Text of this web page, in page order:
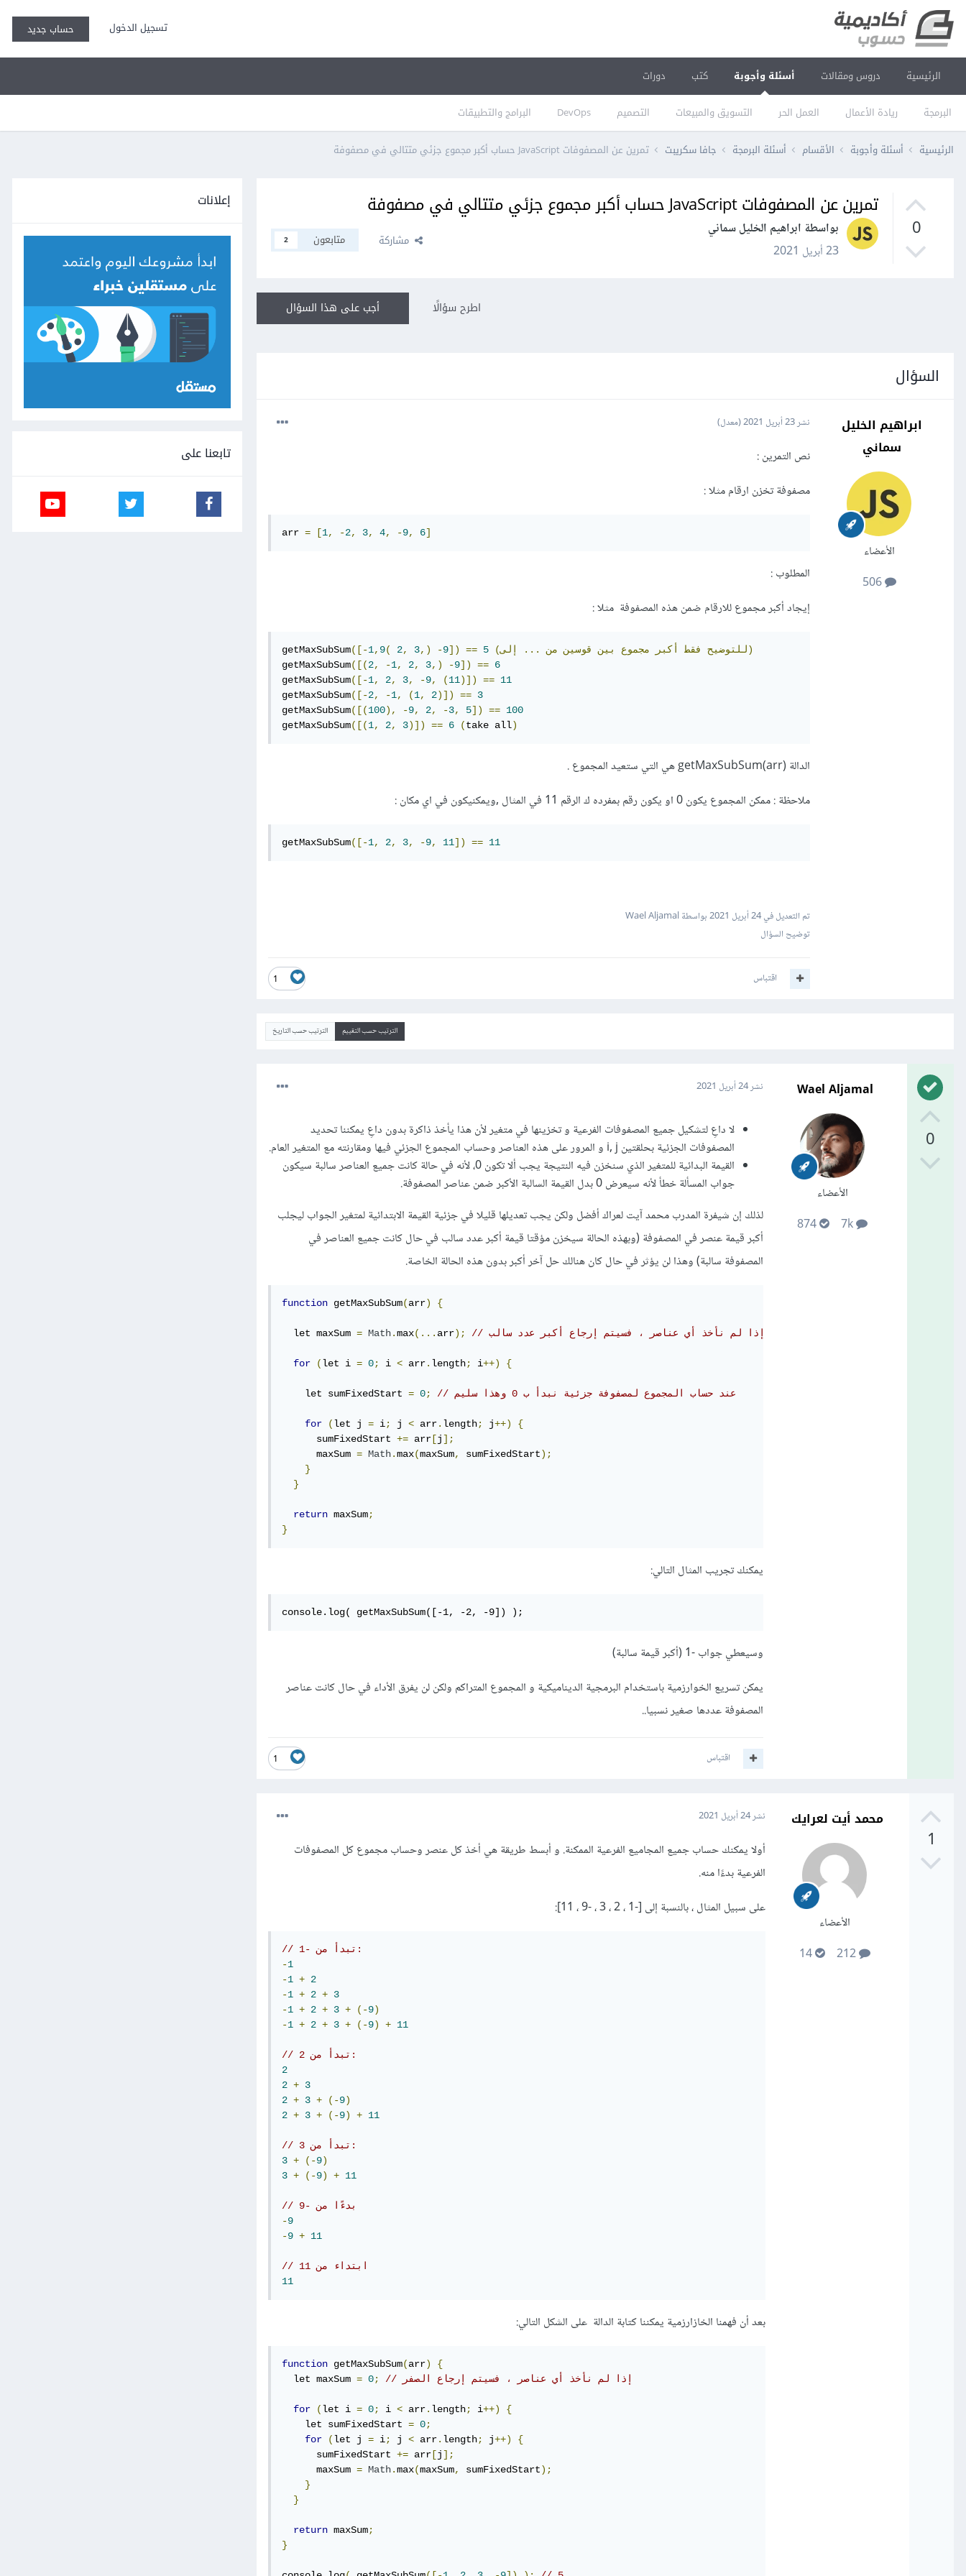
تسجيل الدخول حساب جديد
الرئيسية دروس ومقالات أسئلة وأجوبة
البرمجة ريادة الأعمال العمل الحر التسويق والمبيعات التصميم DevOps البرامج والتطبيقات
كتب دورات
الرئيسية أسئلة وأجوبة الأقسام أسئلة البرمجة جافا سكريبت تمرين عن المصفوفات JavaScript حساب أكبر مجموع جزئي متتالي في مصفوفة
0
تمرين عن المصفوفات JavaScript حساب أكبر مجموع جزئي متتالي في مصفوفة
بواسطة ابراهيم الخليل سماني
23 أبريل 2021
مشاركة متابعون 2
أجب على هذا السؤال اطرح سؤالًا
السؤال
ابراهيم الخليل
سماني
الأعضاء
506
نشر23 أبريل 2021 (معدل)
نص التمرين :
مصفوفة تخزن ارقام مثلا :
arr = [1, -2, 3, 4, -9, 6]
المطلوب :
إيجاد أكبر مجموع للارقام ضمن هذه المصفوفة مثلا :
getMaxSubSum([-1, 9( 2, 3,) -9]) == 5 (للتوضيح فقط أكبر مجموع بين قوسين من ...
إلى)
getMaxSubSum([(2, -1, 2, 3,) -9]) == 6
getMaxSubSum([-1, 2, 3, -9, (11)]) == 11
getMaxSubSum([-2, -1, (1, 2)]) == 3
getMaxSubSum([(100), -9, 2, -3, 5]) == 100
getMaxSubSum([(1, 2, 3)]) == 6 (take all)
الدالة getMaxSubSum(arr) هي التي ستعيد المجموع .
ملاحظة : ممكن المجموع يكون 0 او يكون رقم بمفرده ك الرقم 11 في المثال ,ويمكنيكون في اي مكان :
getMaxSubSum([-1, 2, 3, -9, 11]) == 11
تم التعديل في24 أبريل 2021
بواسطة Wael Aljamal
توضيح السؤال
1 اقتباس
الترتيب حسب التقييم الترتيب حسب التاريخ
0
Wael Aljamal
الأعضاء
نشر24 أبريل 2021
لا داعِ لتشكيل جميع المصفوفات الفرعية و تخزينها في متغير لأن هذا يأخذ ذاكرة بدون داعِ يمكننا تحديد
المصفوفات الجزئية بحلقتين i, j و المرور على هذه العناصر وحساب المجموع الجزئي فيها ومقارنته مع المتغير العام.
القيمة البدائية للمتغير الذي سنخزن فيه النتيجة يجب ألا تكون 0، لأنه في حالة كانت جميع العناصر سالبة سيكون
جواب المسألة خطأ لأنه سيعرض 0 بدل القيمة السالبة الأكبر ضمن عناصر المصفوفة.
لذلك إن شيفرة المدرب محمد آيت لعراك أفضل ولكن يجب تعديلها قليلا في جزئية القيمة الابتدائية لمتغير الجواب ليجلب
أكبر قيمة عنصر في المصفوفة (وبهذه الحالة سيخزن مؤقتا قيمة أكبر عدد سالب في حال كانت جميع العناصر في
المصفوفة سالبة) وهذا لن يؤثر في حال كان هنالك حل آخر أكبر بدون هذه الحالة الخاصة.
function getMaxSubSum(arr) {
  let maxSum
= Math.max(... arr); // إذا لم نأخذ أي عناصر ، فسيتم إرجاع أكبر عدد سالب
for (let i = 0; i < arr. length; i++) {
    let sumFixedStart
= 0; // عند حساب المجموع لمصفوفة جزئية نبدأ ب 0 وهذا سليم
for (let j = i; j < arr. length; j++)
{
      sumFixedStart
+= arr [j];
      maxSum
= Math.max(maxSum, sumFixedStart);
}
}
return maxSum;
}
يمكنك تجريب المثال التالي:
console.log( getMaxSubSum([-1, -2, -9]) );
وسيعطي جواب -1 (أكبر قيمة سالبة)
يمكن تسريع الخوارزمية باستخدام البرمجية الديناميكية و المجموع المتراكم ولكن لن يفرق الأداء في حال كانت عناصر
المصفوفة عددها صغير نسبيا..
1 اقتباس
1
محمد أيت لعرايك
الأعضاء
212
14
نشر24 أبريل 2021
أولا يمكنك حساب جميع المجاميع الفرعية الممكنة. و أبسط طريقة هي أخذ كل عنصر وحساب مجموع كل المصفوفات
الفرعية بدءًا منه.
على سبيل المثال ، بالنسبة إلى [-1 ، 2 ، 3 ، -9 ، 11]:
// تبدأ من -1:
-1
-1 + 2
-1 + 2 + 3
-1 + 2 + 3 + (-9)
-1 + 2 + 3 + (-9) + 11
// تبدأ من 2:
2
2 + 3
2 + 3 + (-9)
2 + 3 + (-9) + 11
// تبدأ من 3:
3 + (-9)
3 + (-9) + 11
// بدءًا من -9
-9
-9 + 11
// ابتداء من 11
11
بعد أن فهمنا الخازارزمية يمكننا كتابة الدالة على الشكل التالي:
function getMaxSubSum(arr)
{
  let maxSum
= 0; // إذا لم نأخذ أي عناصر ، فسيتم إرجاع الصفر
for (let i = 0; i < arr. length; i++)
{
    let sumFixedStart
= 0;
for
(let j = i; j < arr. length; j++)
{
      sumFixedStart
+= arr [j];
      maxSum
= Math.max(maxSum, sumFixedStart);
}
}
return maxSum;
}
إعلانات
تابعنا على